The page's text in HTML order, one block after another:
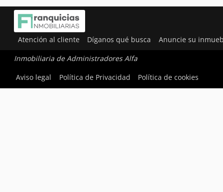
Atención al cliente Díganos qué busca Anuncie su
Inmobiliaria de Administradores Alfa
Aviso legal
Política de Privacidad Política de cookies